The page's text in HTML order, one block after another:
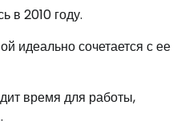
в 2010 году.
идеально сочетается с ее
время для работы,